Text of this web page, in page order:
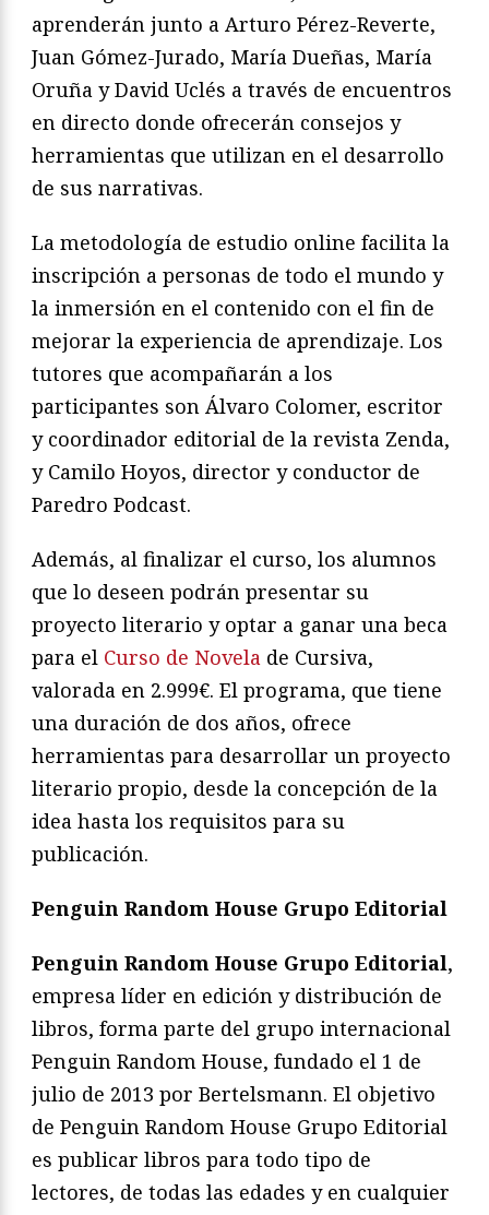
aprenderán junto a Arturo Pérez-Reverte,
Juan Gómez-Jurado, María Dueñas, María
Oruña y David Uclés a través de encuentros
en directo donde ofrecerán consejos y
herramientas que utilizan en el desarrollo
de sus narrativas.
La metodología de estudio online facilita la
inscripción a personas de todo el mundo y
la inmersión en el contenido con el fin de
mejorar la experiencia de aprendizaje. Los
tutores que acompañarán a los
participantes son Álvaro Colomer, escritor
y coordinador editorial de la revista Zenda,
y Camilo Hoyos, director y conductor de
Paredro Podcast.
Además, al finalizar el curso, los alumnos
que lo deseen podrán presentar su
proyecto literario y optar a ganar una beca
para el Curso de Novela de Cursiva,
valorada en 2.999€. El programa, que tiene
una duración de dos años, ofrece
herramientas para desarrollar un proyecto
literario propio, desde la concepción de la
idea hasta los requisitos para su
publicación.
Penguin Random House Grupo Editorial
Penguin Random House Grupo Editorial,
empresa líder en edición y distribución de
libros, forma parte del grupo internacional
Penguin Random House, fundado el 1 de
julio de 2013 por Bertelsmann. El objetivo
de Penguin Random House Grupo Editorial
es publicar libros para todo tipo de
lectores, de todas las edades y en cualquier